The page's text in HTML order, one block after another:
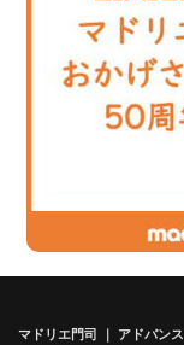
マドリエ門司 ｜ アドバン